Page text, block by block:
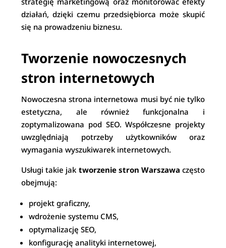
działań, dzięki czemu przedsiębiorca może skupić
się na prowadzeniu biznesu.
Tworzenie nowoczesnych
stron internetowych
Nowoczesna strona internetowa musi być nie tylko
estetyczna, ale również funkcjonalna i
zoptymalizowana pod SEO. Współczesne projekty
uwzględniają potrzeby użytkowników oraz
wymagania wyszukiwarek internetowych.
Usługi takie jak tworzenie stron Warszawa często
obejmują:
projekt graficzny,
wdrożenie systemu CMS,
optymalizację SEO,
konfigurację analityki internetowej,